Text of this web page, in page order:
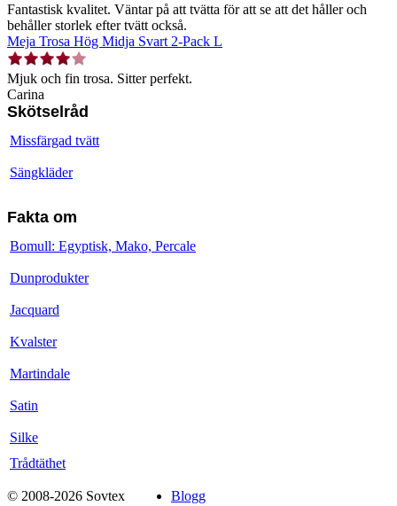
Fantastisk kvalitet. Väntar på att tvätta för att se att det håller och
behåller storlek efter tvätt också.
Meja Trosa Hög Midja Svart 2-Pack L
Mjuk och fin trosa. Sitter perfekt.
Carina
Skötselråd
Missfärgad tvätt
Sängkläder
Fakta om
Bomull: Egyptisk, Mako, Percale
Dunprodukter
Jacquard
Kvalster
Martindale
Satin
Silke
Trådtäthet
© 2008-2026 Sovtex
Blogg